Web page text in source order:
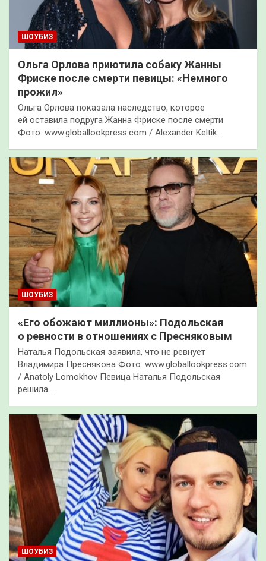
ШОУБИЗ
Ольга Орлова приютила собаку Жанны
Фриске после смерти певицы: «Немного
прожил»
Ольга Орлова показала наследство, которое
ей оставила подруга Жанна Фриске после смерти
Фото: www.globallookpress.com / Alexander Keltik…
ШОУБИЗ
«Его обожают миллионы»: Подольская
о ревности в отношениях с Пресняковым
Наталья Подольская заявила, что не ревнует
Владимира Преснякова Фото: www.globallookpress.com
/ Anatoly Lomokhov Певица Наталья Подольская
решила…
ШОУБИЗ